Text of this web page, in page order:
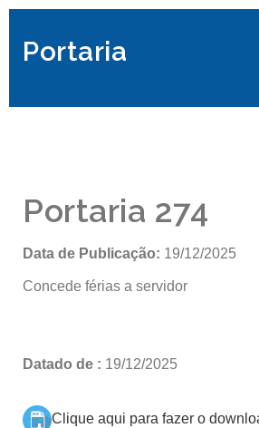
Portaria
Portaria 274
Data de Publicação: 19/12/2025
Concede férias a servidor
Datado de : 19/12/2025
Clique aqui para fazer o